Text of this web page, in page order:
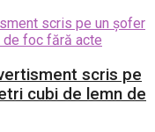
scris pe
cubi de lemn de